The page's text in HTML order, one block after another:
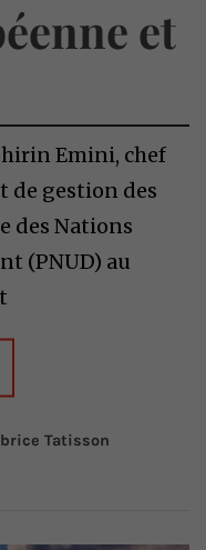
et
Emini, chef
de gestion des
des Nations
(PNUD) au
Tatisson